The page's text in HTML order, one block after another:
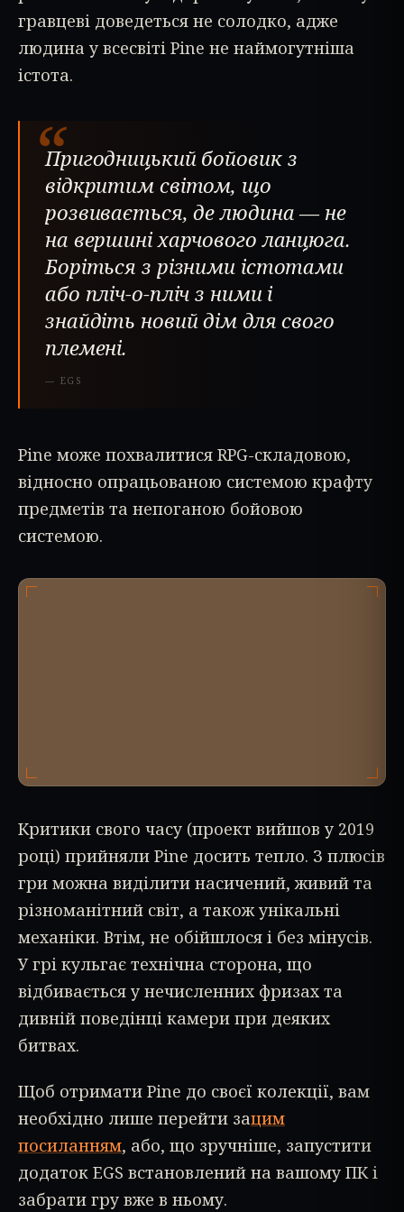
гравцеві доведеться не солодко, адже
людина у всесвіті Pine не наймогутніша
істота.
“
Пригодницький бойовик з
відкритим світом, що
розвивається, де людина — не
на вершині харчового ланцюга.
Боріться з різними істотами
або пліч-о-пліч з ними і
знайдіть новий дім для свого
племені.
— EGS
Pine може похвалитися RPG-складовою,
відносно опрацьованою системою крафту
предметів та непоганою бойовою
системою.
Критики свого часу (проект вийшов у 2019
році) прийняли Pine досить тепло. З плюсів
гри можна виділити насичений, живий та
різноманітний світ, а також унікальні
механіки. Втім, не обійшлося і без мінусів.
У грі кульгає технічна сторона, що
відбивається у нечисленних фризах та
дивній поведінці камери при деяких
битвах.
Щоб отримати Pine до своєї колекції, вам
необхідно лише перейти зацим
посиланням, або, що зручніше, запустити
додаток EGS встановлений на вашому ПК і
забрати гру вже в ньому.